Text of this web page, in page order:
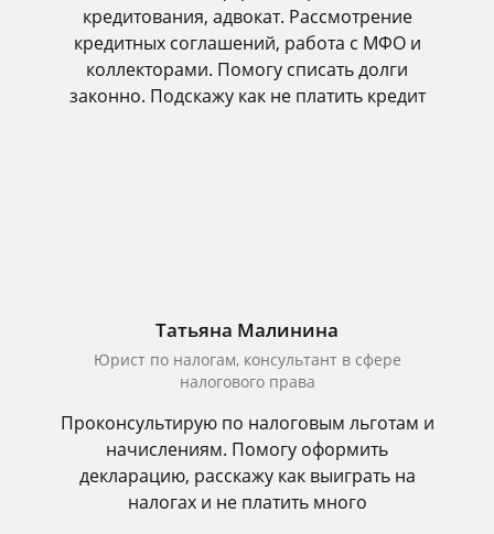
кредитования, адвокат. Рассмотрение
кредитных соглашений, работа с МФО и
коллекторами. Помогу списать долги
законно. Подскажу как не платить кредит
Татьяна Малинина
Юрист по налогам, консультант в сфере
налогового права
Проконсультирую по налоговым льготам и
начислениям. Помогу оформить
декларацию, расскажу как выиграть на
налогах и не платить много